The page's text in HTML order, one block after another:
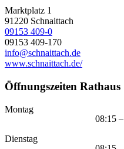
Marktplatz 1
91220 Schnaittach
09153 409-0
09153 409-170
info@schnaittach.de
www.schnaittach.de/
Öffnungszeiten Rathaus
Montag
08:15
Dienstag